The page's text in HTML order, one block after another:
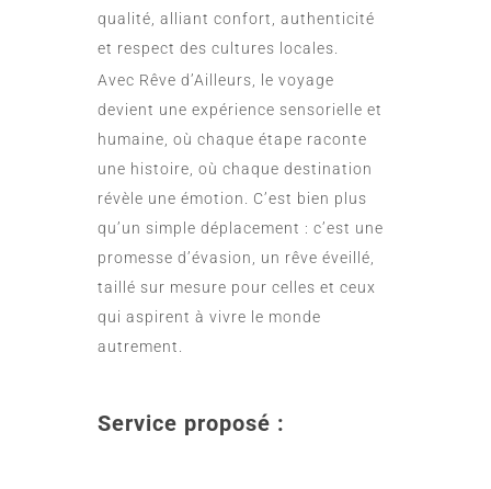
qualité, alliant confort, authenticité
et respect des cultures locales.
Avec Rêve d’Ailleurs, le voyage
devient une expérience sensorielle et
humaine, où chaque étape raconte
une histoire, où chaque destination
révèle une émotion. C’est bien plus
qu’un simple déplacement : c’est une
promesse d’évasion, un rêve éveillé,
taillé sur mesure pour celles et ceux
qui aspirent à vivre le monde
autrement.
Service proposé :